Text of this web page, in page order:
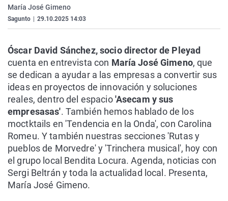
Gente viajera
Como el perro y el
Retornados
Equipo de
Operación Viuda
Galicia
La Rioja
Navarra
País Vasco
Televisión
Elecciones
María José Gimeno
Sagunto 29.10.2025 14:03
Óscar David Sánchez, socio director de Pleyad
cuenta en entrevista con María José Gimeno, que
se dedican a ayudar a las empresas a convertir sus
ideas en proyectos de innovación y soluciones
reales, dentro del espacio'Asecam y sus
empresasas'. También hemos hablado de los
moctktails en 'Tendencia en la Onda', con Carolina
Romeu. Y también nuestras secciones 'Rutas y
pueblos de Morvedre' y 'Trinchera musical', hoy con
el grupo local Bendita Locura. Agenda, noticias con
Sergi Beltrán y toda la actualidad local. Presenta,
María José Gimeno.